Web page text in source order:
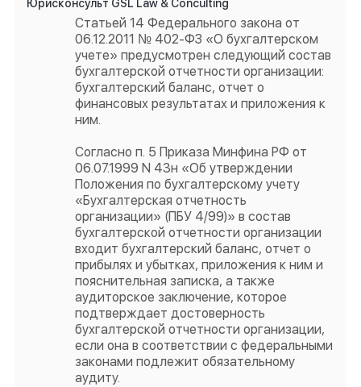
Юрисконсульт GSL Law & Conculting
Статьей 14 Федерального закона от
06.12.2011 № 402-ФЗ «О бухгалтерском
учете» предусмотрен следующий состав
бухгалтерской отчетности организации:
бухгалтерский баланс, отчет о
финансовых результатах и приложения к
ним.
Согласно п. 5 Приказа Минфина РФ от
06.07.1999 N 43н «Об утверждении
Положения по бухгалтерскому учету
«Бухгалтерская отчетность
организации» (ПБУ 4/99)» в состав
бухгалтерской отчетности организации
входит бухгалтерский баланс, отчет о
прибылях и убытках, приложения к ним и
пояснительная записка, а также
аудиторское заключение, которое
подтверждает достоверность
бухгалтерской отчетности организации,
если она в соответствии с федеральными
законами подлежит обязательному
аудиту.